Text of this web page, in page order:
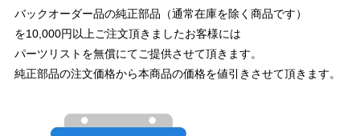
バックオーダー品の純正部品（通常在庫を除く商品です）
を10,000円以上ご注文頂きましたお客様には
パーツリストを無償にてご提供させて頂きます。
純正部品の注文価格から本商品の価格を値引きさせて頂きます。